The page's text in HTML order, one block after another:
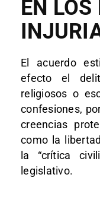
EN LOS
El acuerdo
efecto el
religiosos o
confesiones,
creencias
como la
la “crítica
legislativo.